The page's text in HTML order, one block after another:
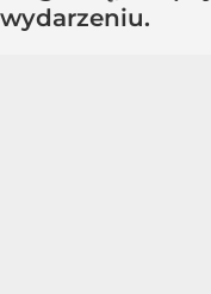
wydarzeniu.